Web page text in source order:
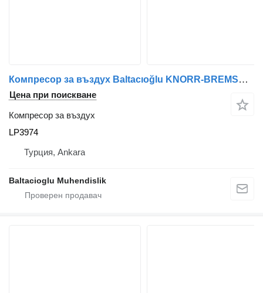
Компресор за въздух Baltacıoğlu KNORR-BREMSE LP3974 за автобус
Цена при поискване
Компресор за въздух
LP3974
Турция, Ankara
Baltacioglu Muhendislik